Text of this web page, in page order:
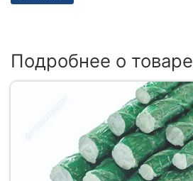
Подробнее о товаре